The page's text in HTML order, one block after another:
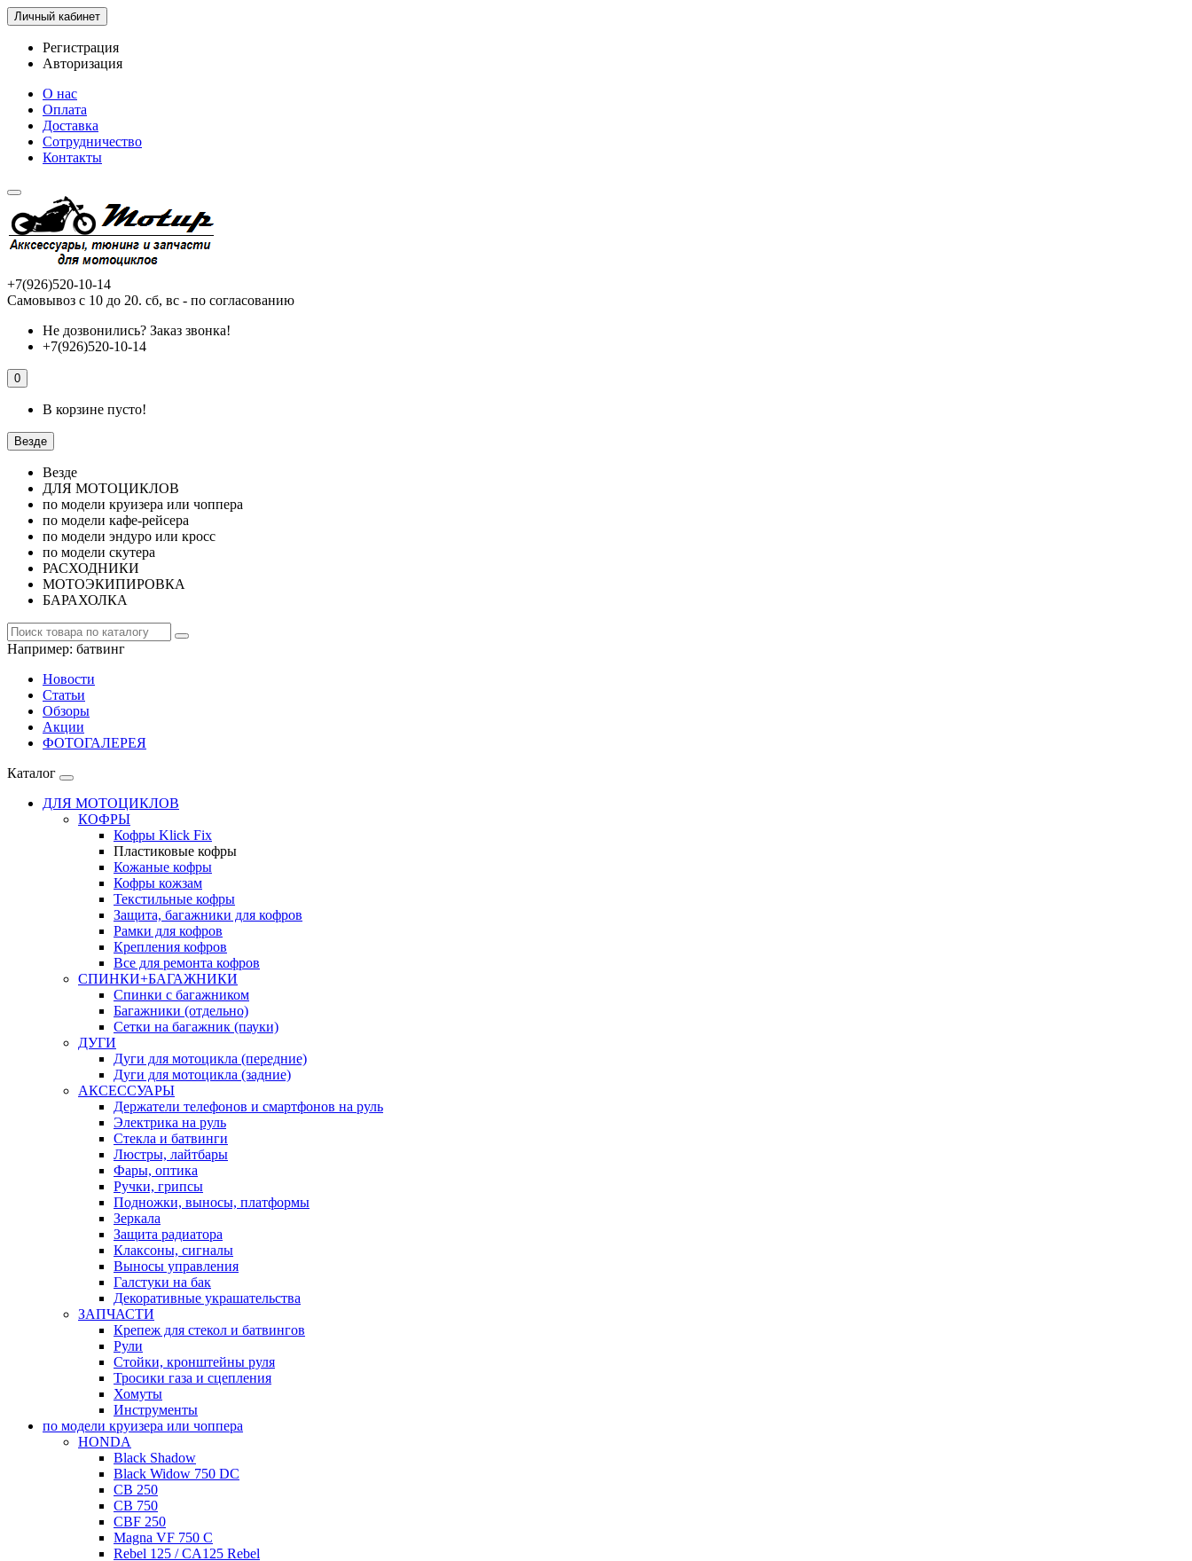
Личный кабинет
Регистрация
Авторизация
О нас
Оплата
Доставка
Сотрудничество
Контакты
+7(926)520-10-14
Самовывоз с 10 до 20. сб, вс - по согласованию
Не дозвонились? Заказ звонка!
+7(926)520-10-14
0
В корзине пусто!
Везде
Везде
ДЛЯ МОТОЦИКЛОВ
по модели круизера или чоппера
по модели кафе-рейсера
по модели эндуро или кросс
по модели скутера
РАСХОДНИКИ
МОТОЭКИПИРОВКА
БАРАХОЛКА
Например: батвинг
Новости
Статьи
Обзоры
Акции
ФОТОГАЛЕРЕЯ
Каталог
ДЛЯ МОТОЦИКЛОВ
КОФРЫ
Кофры Klick Fix
Пластиковые кофры
Кожаные кофры
Кофры кожзам
Текстильные кофры
Защита, багажники для кофров
Рамки для кофров
Крепления кофров
Все для ремонта кофров
СПИНКИ+БАГАЖНИКИ
Спинки с багажником
Багажники (отдельно)
Сетки на багажник (пауки)
ДУГИ
Дуги для мотоцикла (передние)
Дуги для мотоцикла (задние)
АКСЕССУАРЫ
Держатели телефонов и смартфонов на руль
Электрика на руль
Стекла и батвинги
Люстры, лайтбары
Фары, оптика
Ручки, грипсы
Подножки, выносы, платформы
Зеркала
Защита радиатора
Клаксоны, сигналы
Выносы управления
Галстуки на бак
Декоративные украшательства
ЗАПЧАСТИ
Крепеж для стекол и батвингов
Рули
Стойки, кронштейны руля
Тросики газа и сцепления
Хомуты
Инструменты
по модели круизера или чоппера
HONDA
Black Shadow
Black Widow 750 DC
CB 250
CB 750
CBF 250
Magna VF 750 C
Rebel 125 / CA125 Rebel